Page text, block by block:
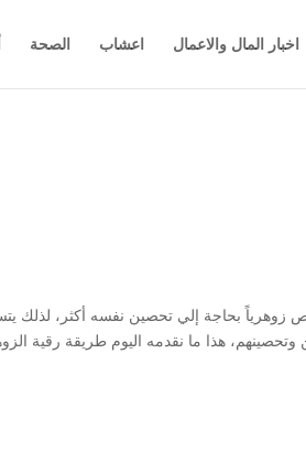
اخبار المال والاعمال اعشاب الصحة
زوهرياً بحاجة إلي تحصين نفسه أكثر، لذلك
هذا ما نقدمه اليوم طريقة رقية